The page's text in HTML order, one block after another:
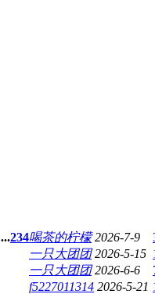
...234喝茶的柠檬 2026-7-9
一只大团团 2026-5-15
一只大团团 2026-6-6
f5227011314 2026-5-21